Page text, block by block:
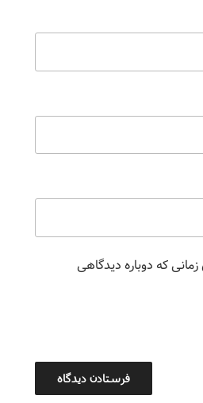
که دوباره دیدگاهی